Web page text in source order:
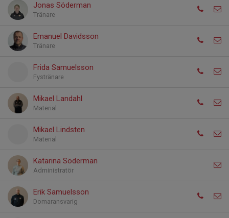
Jonas Söderman
Tränare
Emanuel Davidsson
Tränare
Frida Samuelsson
Fystränare
Mikael Landahl
Material
Mikael Lindsten
Material
Katarina Söderman
Administratör
Erik Samuelsson
Domaransvarig